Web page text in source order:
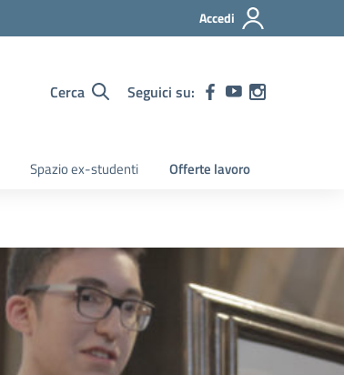
Accedi
Cerca Seguici su:
Spazio ex-studenti Offerte lavoro